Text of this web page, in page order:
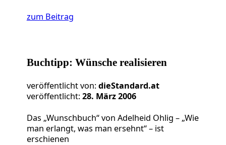
zum Beitrag
Buchtipp: Wünsche realisieren
veröffentlicht von:dieStandard.at
veröffentlicht:28. März 2006
Das „Wunschbuch“ von Adelheid Ohlig – „Wie
man erlangt, was man ersehnt“ – ist
erschienen